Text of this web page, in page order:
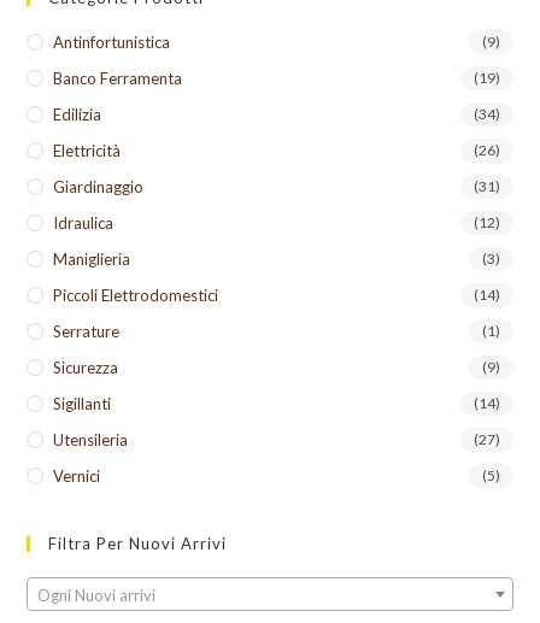
Antinfortunistica (9)
Banco Ferramenta (19)
Edilizia (34)
Elettricità (26)
Giardinaggio (31)
Idraulica (12)
Maniglieria (3)
Piccoli Elettrodomestici (14)
Serrature (1)
Sicurezza (9)
Sigillanti (14)
Utensileria (27)
Vernici (5)
Filtra Per Nuovi Arrivi
Ogni Nuovi arrivi